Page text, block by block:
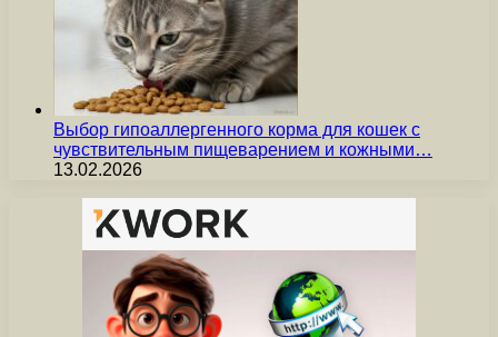
Выбор гипоаллергенного корма для кошек с
чувствительным пищеварением и кожными…
13.02.2026